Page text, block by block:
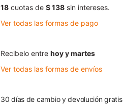
18 cuotas de $ 138 sin intereses.
Ver todas las formas de pago
Recibelo entre hoy y martes
Ver todas las formas de envíos
30 días de cambio y devolución gratis